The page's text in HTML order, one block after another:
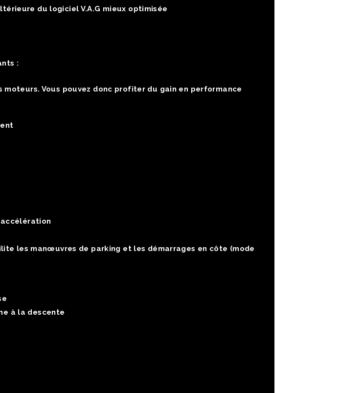
du logiciel V.A.G mieux optimisée
:
Vous pouvez donc profiter du gain en performance
les manœuvres de parking et les démarrages en côte (mode
à la descente